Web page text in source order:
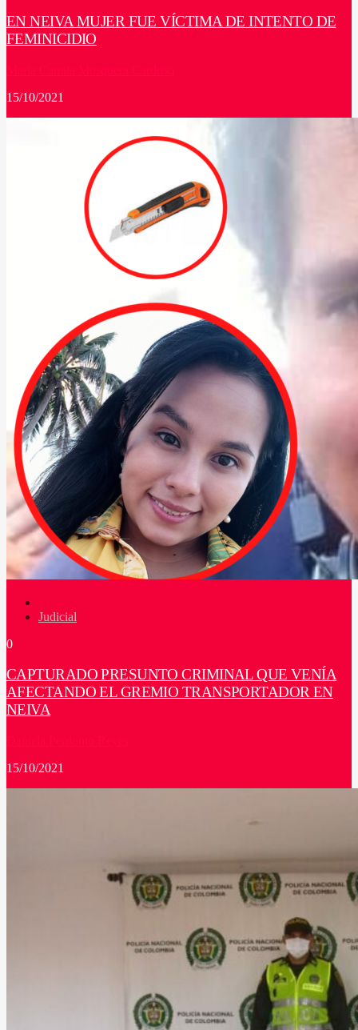
EN NEIVA MUJER FUE VÍCTIMA DE INTENTO DE
FEMINICIDIO
15/10/2021
Judicial
0
CAPTURADO PRESUNTO CRIMINAL QUE VENÍA
AFECTANDO EL GREMIO TRANSPORTADOR EN
NEIVA
15/10/2021